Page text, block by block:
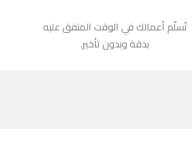
نُسلّم أعمالك في الوقت المتفق عليه
بدقة وبدون تأخير.